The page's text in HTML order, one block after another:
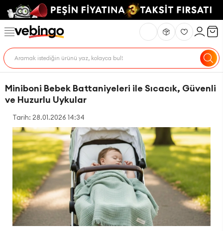
Miniboni Bebek Battaniyeleri ile Sıcacık, Güvenli
ve Huzurlu Uykular
Tarih: 28.01.2026 14:34